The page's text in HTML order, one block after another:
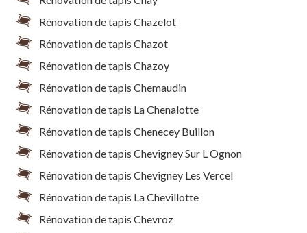
Rénovation de tapis Chazelot
Rénovation de tapis Chazot
Rénovation de tapis Chazoy
Rénovation de tapis Chemaudin
Rénovation de tapis La Chenalotte
Rénovation de tapis Chenecey Buillon
Rénovation de tapis Chevigney Sur L Ognon
Rénovation de tapis Chevigney Les Vercel
Rénovation de tapis La Chevillotte
Rénovation de tapis Chevroz